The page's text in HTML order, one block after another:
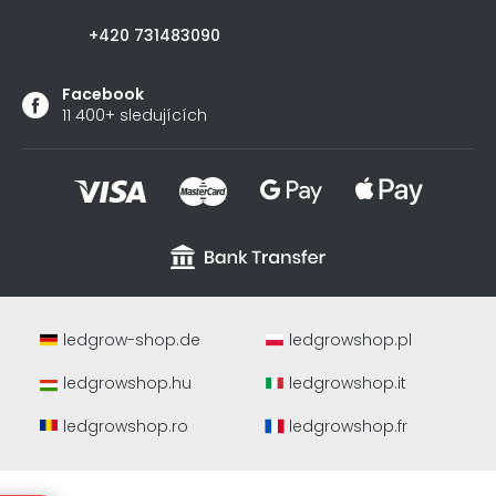
+420 731483090
Facebook
11 400+ sledujících
ledgrow-shop.de
ledgrowshop.pl
ledgrowshop.hu
ledgrowshop.it
ledgrowshop.ro
ledgrowshop.fr